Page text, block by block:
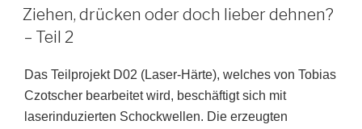
AM
Ziehen, drücken oder doch lieber dehnen?
– Teil 2
Das Teilprojekt D02 (Laser-Härte), welches von Tobias
Czotscher bearbeitet wird, beschäftigt sich mit
laserinduzierten Schockwellen. Die erzeugten